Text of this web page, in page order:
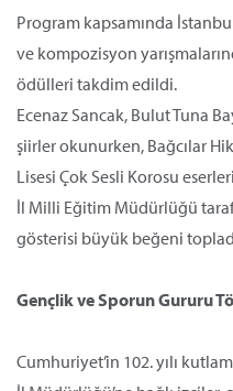
Program kapsamında
ve kompozisyon
ödülleri takdim edildi.
Ecenaz Sancak, Bulut Tuna
şiirler okunurken, Bağcılar
Lisesi Çok Sesli Korosu
İl Milli Eğitim Müdürlüğü
gösterisi büyük beğeni
Gençlik ve Sporun Gururu
Cumhuriyet’in 102. yılı